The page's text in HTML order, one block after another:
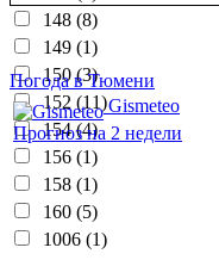
148 (8)
149 (1)
150 (3)
152 (11)
154 (4)
156 (1)
158 (1)
160 (5)
1006 (1)
Погода в Тюмени
Gismeteo
Прогноз на 2 недели